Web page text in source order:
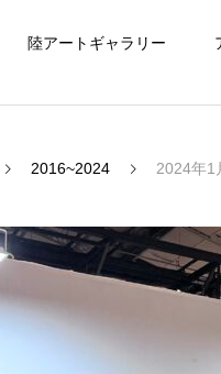
陸アートギャラリー
2016~2024 2024年1